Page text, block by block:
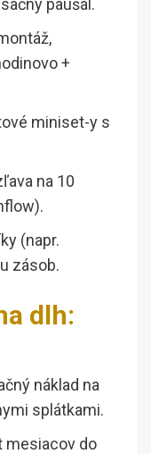
paušál.
+
miniset-y s
na 10
(napr.
zásob.
dlh:
náklad na
splátkami.
mesiacov do